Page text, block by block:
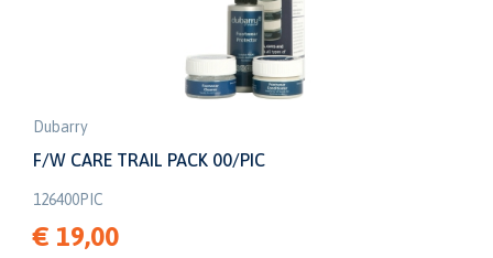
Dubarry
F/W CARE TRAIL PACK 00/PIC
126400PIC
€ 19,00